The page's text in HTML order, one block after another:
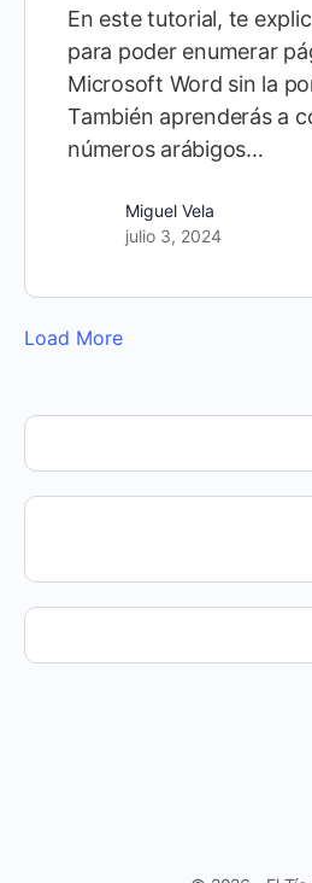
En este tutorial, te
para poder enumerar
Microsoft Word sin la
También aprenderás a
números arábigos…
Miguel Vela
julio 3, 2024
Load More